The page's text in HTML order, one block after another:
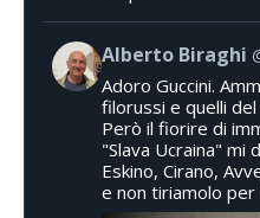
Alberto Biraghi
Adoro Guccini.
filorussi e quelli
Però il fiorire di
"Slava Ucraina" mi
Eskino, Cirano,
e non tiriamolo